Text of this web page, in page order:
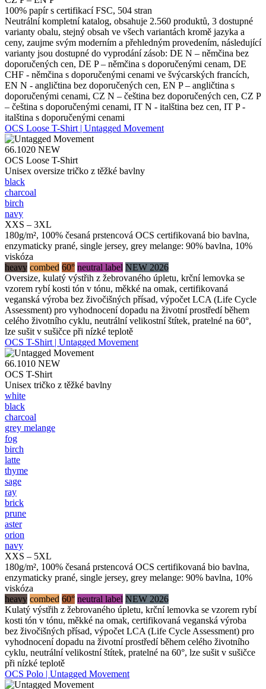
100% papír s certifikací FSC, 504 stran
Neutrální kompletní katalog, obsahuje 2.560 produktů, 3 dostupné
varianty obalu, stejný obsah ve všech variantách kromě jazyka a
ceny, zaujme svým moderním a přehledným provedením, následující
varianty jsou dostupné do vyprodání zásob: DE N – němčina bez
doporučených cen, DE P – němčina s doporučenými cenam, DE
CHF - němčina s doporučenými cenami ve švýcarských francích,
EN N - angličtina bez doporučených cen, EN P – angličtina s
doporučenými cenami, CZ N – čeština bez doporučených cen, CZ P
– čeština s doporučenými cenami, IT N - italština bez cen, IT P -
italština s doporučenými cenami
OCS Loose T-Shirt | Untagged Movement
66.1020 NEW
OCS Loose T-Shirt
Unisex oversize tričko z těžké bavlny
black
charcoal
birch
navy
XXS – 3XL
180g/m², 100% česaná prstencová OCS certifikovaná bio bavlna,
enzymaticky prané, single jersey, grey melange: 90% bavlna, 10%
viskóza
heavy combed 60° neutral label NEW 2026
Oversize, kulatý výstřih z žebrovaného úpletu, krční lemovka se
vzorem rybí kosti tón v tónu, měkké na omak, certifikovaná
veganská výroba bez živočišných přísad, výpočet LCA (Life Cycle
Assessment) pro vyhodnocení dopadu na životní prostředí během
celého životního cyklu, neutrální velikostní štítek, pratelné na 60°,
lze sušit v sušičce při nízké teplotě
OCS T-Shirt | Untagged Movement
66.1010 NEW
OCS T-Shirt
Unisex tričko z těžké bavlny
white
black
charcoal
grey melange
fog
birch
latte
thyme
sage
ray
brick
prune
aster
orion
navy
XXS – 5XL
180g/m², 100% česaná prstencová OCS certifikovaná bio bavlna,
enzymaticky prané, single jersey, grey melange: 90% bavlna, 10%
viskóza
heavy combed 60° neutral label NEW 2026
Kulatý výstřih z žebrovaného úpletu, krční lemovka se vzorem rybí
kosti tón v tónu, měkké na omak, certifikovaná veganská výroba
bez živočišných přísad, výpočet LCA (Life Cycle Assessment) pro
vyhodnocení dopadu na životní prostředí během celého životního
cyklu, neutrální velikostní štítek, pratelné na 60°, lze sušit v sušičce
při nízké teplotě
OCS Polo | Untagged Movement